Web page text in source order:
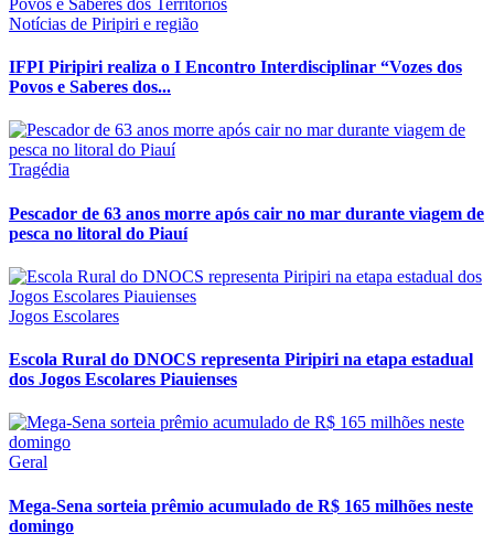
Notícias de Piripiri e região
IFPI Piripiri realiza o I Encontro Interdisciplinar “Vozes dos
Povos e Saberes dos...
Tragédia
Pescador de 63 anos morre após cair no mar durante viagem de
pesca no litoral do Piauí
Jogos Escolares
Escola Rural do DNOCS representa Piripiri na etapa estadual
dos Jogos Escolares Piauienses
Geral
Mega-Sena sorteia prêmio acumulado de R$ 165 milhões neste
domingo